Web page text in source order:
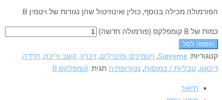
הפורמולה מכילה בנוסף, כולין ואינוזיטול שהן נגזרות של ויטמין B.
כמות של B קומפלקס (פורמולה חדשה)
הוספה לסל
קטגוריות: Supreme
, ויטמינים ומינרלים, זיכרון, קשב וריכוז, חרדה,
דיכאון, טבליות / כמוסות, נטורופתיה תגית: קומפלקס B
תיאור